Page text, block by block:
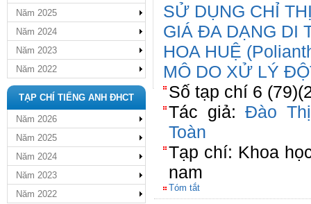
Năm 2025
Năm 2024
Năm 2023
Năm 2022
TẠP CHÍ TIẾNG ANH ĐHCT
Năm 2026
Năm 2025
Năm 2024
Năm 2023
Năm 2022
SỬ DỤNG CHỈ
GIÁ ĐA DẠNG DI
HOA HUỆ
MÔ DO XỬ LÝ
Số tạp chí 6
Tác giả:Đào
Toàn
Tạp chí: Khoa
nam
Tóm tắt